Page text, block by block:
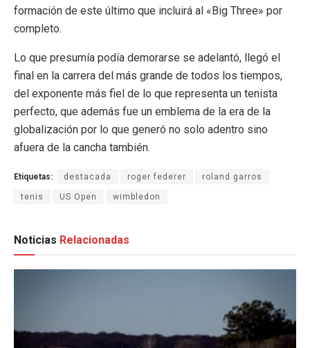
formación de este último que incluirá al «Big Three» por
completo.
Lo que presumía podía demorarse se adelantó, llegó el
final en la carrera del más grande de todos los tiempos,
del exponente más fiel de lo que representa un tenista
perfecto, que además fue un emblema de la era de la
globalización por lo que generó no solo adentro sino
afuera de la cancha también.
Etiquetas: destacada roger federer roland garros
tenis US Open wimbledon
Noticias Relacionadas